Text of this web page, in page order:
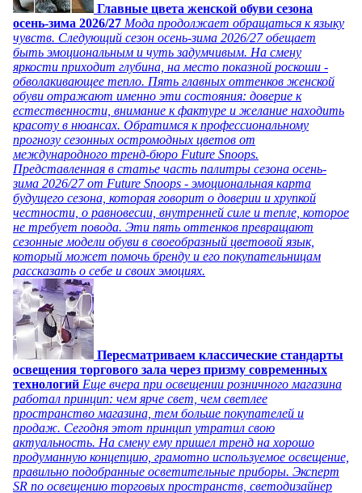
Главные цвета женской обуви сезона
осень-зима 2026/27 Мода продолжает обращаться к языку
чувств. Следующий сезон осень-зима 2026/27 обещает
быть эмоциональным и чуть задумчивым. На смену
яркости приходит глубина, на место показной роскоши -
обволакивающее тепло. Пять главных оттенков женской
обуви отражают именно эти состояния: доверие к
естественности, внимание к фактуре и желание находить
красоту в нюансах. Обратимся к профессиональному
прогнозу сезонных остромодных цветов от
международного тренд-бюро Future Snoops.
Представленная в статье часть палитры сезона осень-
зима 2026/27 от Future Snoops - эмоциональная карта
будущего сезона, которая говорит о доверии и хрупкой
честности, о равновесии, внутренней силе и тепле, которое
не требует повода. Эти пять оттенков превращают
сезонные модели обуви в своеобразный цветовой язык,
который может помочь бренду и его покупательницам
рассказать о себе и своих эмоциях.
Пересматриваем классические стандарты
освещения торгового зала через призму современных
технологий Еще вчера при освещении розничного магазина
работал принцип: чем ярче свет, чем светлее
пространство магазина, тем больше покупателей и
продаж. Сегодня этот принцип утратил свою
актуальность. На смену ему пришел тренд на хорошо
продуманную концепцию, грамотно используемое освещение,
правильно подобранные осветительные приборы. Эксперт
SR по освещению торговых пространств, светодизайнер